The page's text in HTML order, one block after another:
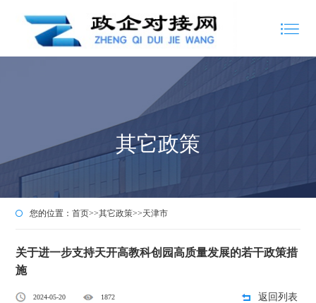
其它政策
您的位置：首页>>其它政策>>天津市
关于进一步支持天开高教科创园高质量发展的若干政策措
施
2024-05-20 1872 返回列表